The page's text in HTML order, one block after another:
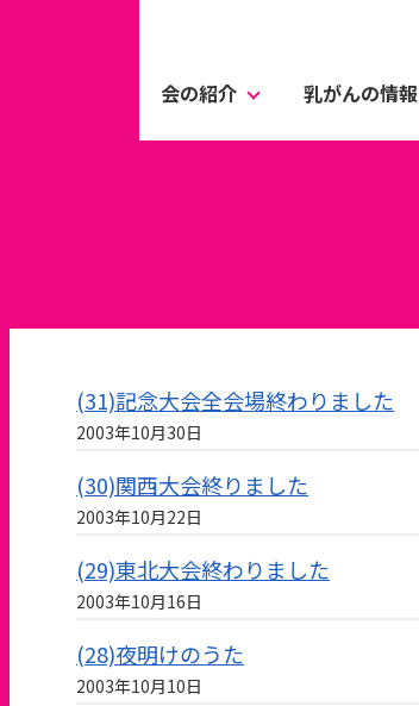
会の紹介 乳がんの情報
(31)記念大会全会場終わりました
2003年10月30日
(30)関西大会終りました
2003年10月22日
(29)東北大会終わりました
2003年10月16日
(28)夜明けのうた
2003年10月10日